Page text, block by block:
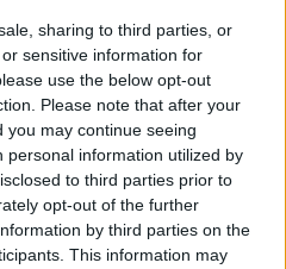
sharing to third parties, or
sensitive information for
use the below opt-out
Please note that after your
may continue seeing
personal information utilized by
to third parties prior to
opt-out of the further
by third parties on the
This information may
la classifica delle mete più
2026